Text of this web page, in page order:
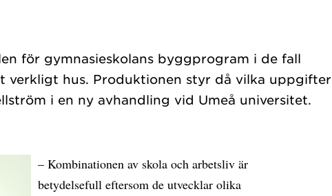
för gymnasieskolans byggprogram i de fall
hus. Produktionen styr då vilka uppgifter
– Kombinationen av skola och arbetsliv är
betydelsefull eftersom de utvecklar olika